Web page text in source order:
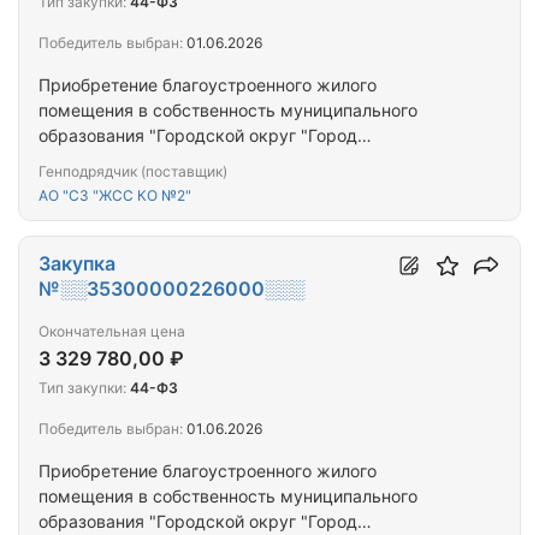
Приобретение благоустроенного жилого
помещения в собственность муниципального
образования "Городской округ "Город
переселяемым из аварийного жилищного фонда
Генподрядчик (поставщик)
АО "СЗ "ЖСС КО №2"
Победитель выбран: 01.06.2026
Приобретение благоустроенного жилого
помещения в собственность муниципального
образования "Городской округ "Город
Закупка
№░░35300000226000░░░
Окончательная цена
3 329 780,00 ₽
Тип закупки: 44-ФЗ
Победитель выбран: 01.06.2026